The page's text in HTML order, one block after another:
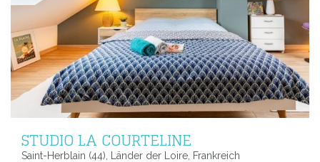
STUDIO LA COURTELINE
Saint-Herblain (44), Länder der Loire, Frankreich